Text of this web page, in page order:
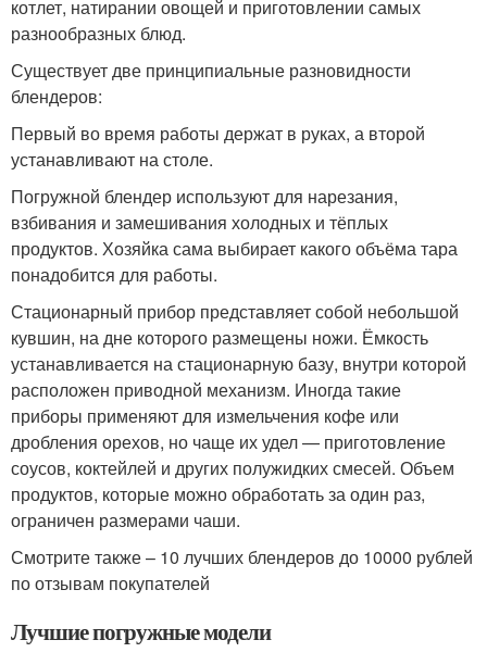
котлет, натирании овощей и приготовлении самых
разнообразных блюд.
Существует две принципиальные разновидности
блендеров:
Первый во время работы держат в руках, а второй
устанавливают на столе.
Погружной блендер используют для нарезания,
взбивания и замешивания холодных и тёплых
продуктов. Хозяйка сама выбирает какого объёма тара
понадобится для работы.
Стационарный прибор представляет собой небольшой
кувшин, на дне которого размещены ножи. Ёмкость
устанавливается на стационарную базу, внутри которой
расположен приводной механизм. Иногда такие
приборы применяют для измельчения кофе или
дробления орехов, но чаще их удел — приготовление
соусов, коктейлей и других полужидких смесей. Объем
продуктов, которые можно обработать за один раз,
ограничен размерами чаши.
Смотрите также – 10 лучших блендеров до 10000 рублей
по отзывам покупателей
Лучшие погружные модели